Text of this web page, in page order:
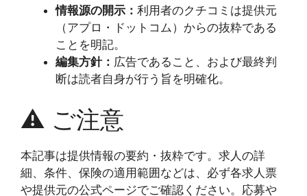
情報源の開示： 利用者のクチコミは提供元
（アプロ・ドットコム）からの抜粋である
ことを明記。
編集方針： 広告であること、および最終判
断は読者自身が行う旨を明確化。
⚠️ ご注意
本記事は提供情報の要約・抜粋です。求人の詳
細、条件、保険の適用範囲などは、必ず各求人票
や提供元の公式ページでご確認ください。応募や